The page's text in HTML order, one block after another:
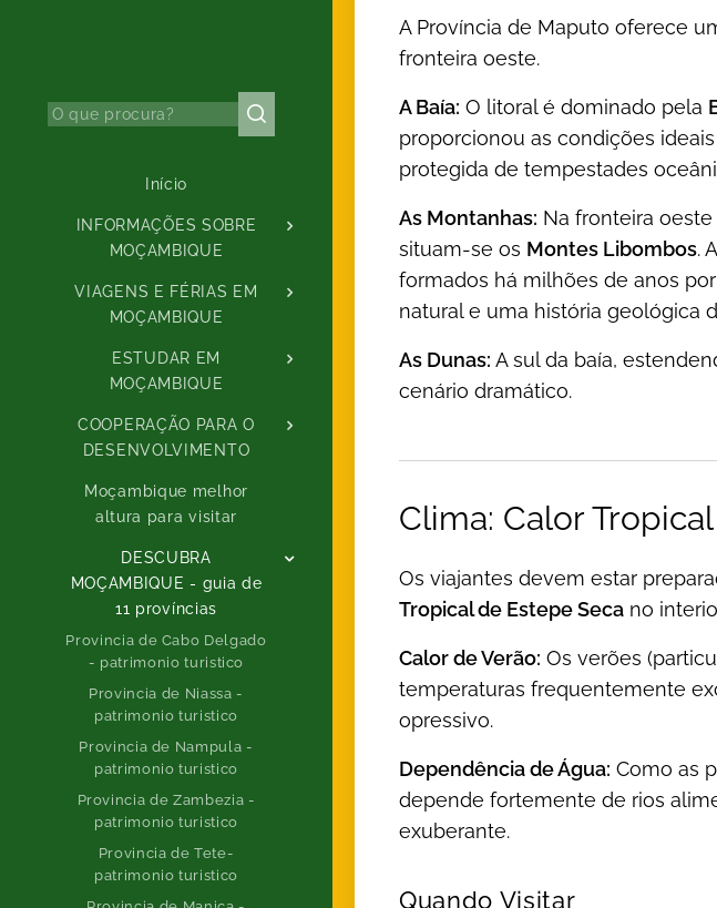
Início
INFORMAÇÕES SOBRE
MOÇAMBIQUE
VIAGENS E FÉRIAS EM
MOÇAMBIQUE
ESTUDAR EM
MOÇAMBIQUE
COOPERAÇÃO PARA O
DESENVOLVIMENTO
Moçambique melhor
altura para visitar
DESCUBRA
MOÇAMBIQUE - guia de
11 províncias
Provincia de Cabo Delgado
- patrimonio turistico
Provincia de Niassa -
patrimonio turistico
Provincia de Nampula -
patrimonio turistico
Provincia de Zambezia -
patrimonio turistico
Provincia de Tete-
patrimonio turistico
A Província de Maputo oferece
fronteira oeste.
A Baía: O litoral é dominado pela
proporcionou as condições
protegida de tempestades
As Montanhas: Na fronteira
situam-se os Montes Libombos.
formados há milhões de anos
natural e uma história geológica
As Dunas: A sul da baía,
cenário dramático.
Clima: Calor
Os viajantes devem estar
Tropical de Estepe Seca no
Calor de Verão: Os verões
temperaturas frequentemente
opressivo.
Dependência de Água: Como as
depende fortemente de rios
exuberante.
Quando Visitar